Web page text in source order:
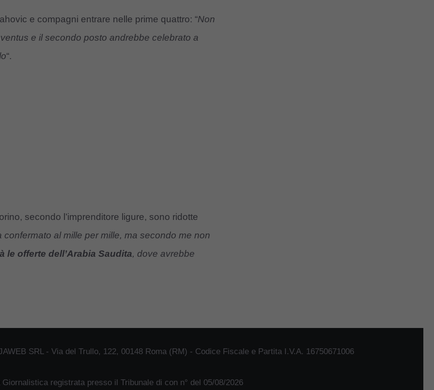
e compagni entrare nelle prime quattro: “Non
e il secondo posto andrebbe celebrato a
“.
secondo l’imprenditore ligure, sono ridotte
al mille per mille, ma secondo me non
le offerte dell’Arabia Saudita, dove avrebbe
SRL - Via del Trullo, 122, 00148 Roma (RM) - Codice Fiscale e Partita I.V.A. 16750671006
Giornalistica registrata presso il Tribunale di con n° del 05/08/2026